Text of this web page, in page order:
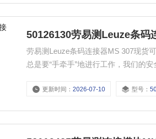
50126130劳易测Leuze条码
劳易测Leuze条码连接器MS 307现货
总是要“手牵手”地进行工作，我们的
更新时间：2026-07-10 型号：